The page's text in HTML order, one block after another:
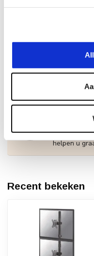
en USB-C
Quick-charge
Op voorraad
Heeft u
Of heeft u
contact op
helpen u
Recent bekeken